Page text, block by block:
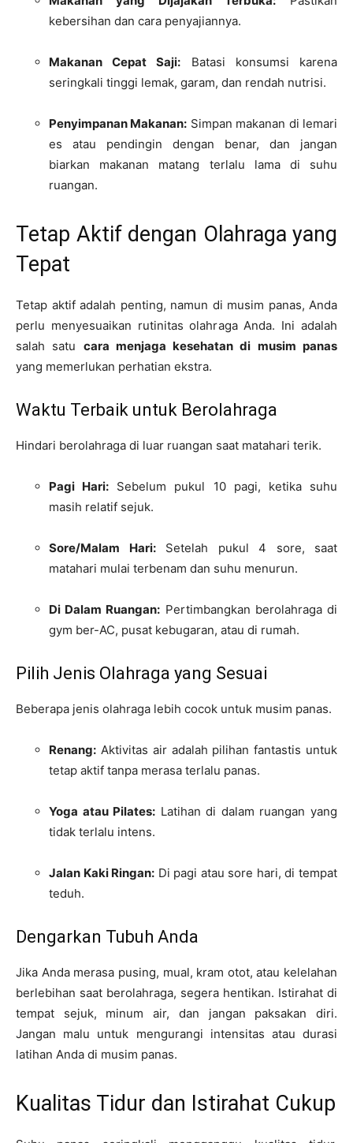
kebersihan dan cara penyajiannya.
Makanan Cepat Saji: Batasi konsumsi karena
seringkali tinggi lemak, garam, dan rendah nutrisi.
Penyimpanan Makanan: Simpan makanan di lemari
es atau pendingin dengan benar, dan jangan
biarkan makanan matang terlalu lama di suhu
ruangan.
Tetap Aktif dengan Olahraga yang
Tepat
Tetap aktif adalah penting, namun di musim panas, Anda
perlu menyesuaikan rutinitas olahraga Anda. Ini adalah
salah satu cara menjaga kesehatan di musim panas
yang memerlukan perhatian ekstra.
Waktu Terbaik untuk Berolahraga
Hindari berolahraga di luar ruangan saat matahari terik.
Pagi Hari: Sebelum pukul 10 pagi, ketika suhu
masih relatif sejuk.
Sore/Malam Hari:Setelah pukul 4 sore, saat
matahari mulai terbenam dan suhu menurun.
Di Dalam Ruangan: Pertimbangkan berolahraga di
gym ber-AC, pusat kebugaran, atau di rumah.
Pilih Jenis Olahraga yang Sesuai
Beberapa jenis olahraga lebih cocok untuk musim panas.
Renang: Aktivitas air adalah pilihan fantastis untuk
tetap aktif tanpa merasa terlalu panas.
Yoga atau Pilates: Latihan di dalam ruangan yang
tidak terlalu intens.
Jalan Kaki Ringan: Di pagi atau sore hari, di tempat
teduh.
Dengarkan Tubuh Anda
Jika Anda merasa pusing, mual, kram otot, atau kelelahan
berlebihan saat berolahraga, segera hentikan. Istirahat di
tempat sejuk, minum air, dan jangan paksakan diri.
Jangan malu untuk mengurangi intensitas atau durasi
latihan Anda di musim panas.
Kualitas Tidur dan Istirahat Cukup